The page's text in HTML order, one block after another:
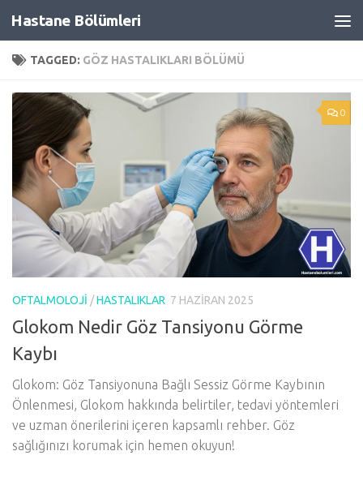
Skip to content
Hastane Bölümleri
TAGGED: GÖZ HASTALIKLARI BÖLÜMÜ
0
OFTALMOLOJI /HASTALIKLAR 7 HAZIRAN 2025
Glokom Nedir Göz Tansiyonu Görme
Kaybı
Glokom: Göz Tansiyonuna Bağlı Sessiz Görme Kaybının
Önlenmesi, Glokom hakkında belirtiler, tedavi yöntemleri
ve uzman önerilerini içeren kapsamlı rehber. Göz
sağlığınızı korumak için hemen okuyun!